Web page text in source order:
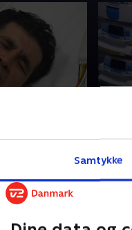
Samtykke
på St
er bange
hjertestop.
en